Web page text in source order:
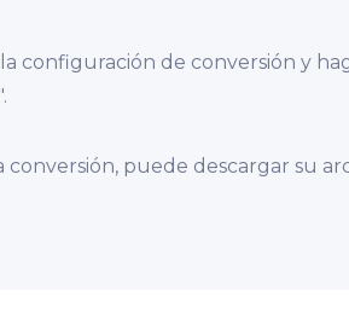
configuración de conversión y
conversión, puede descargar su